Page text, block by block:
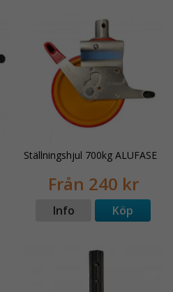
Ställningshjul 700kg ALUFASE
Från 240 kr
Info Köp